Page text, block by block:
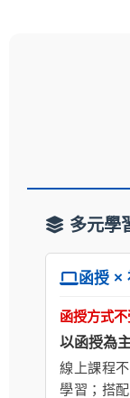
多元學
函授 ×
函授方式
以函授為
線上課程
學習；搭